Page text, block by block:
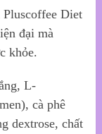
Pluscoffee Diet
đại mà
khỏe.
L-
cà phê
dextrose, chất